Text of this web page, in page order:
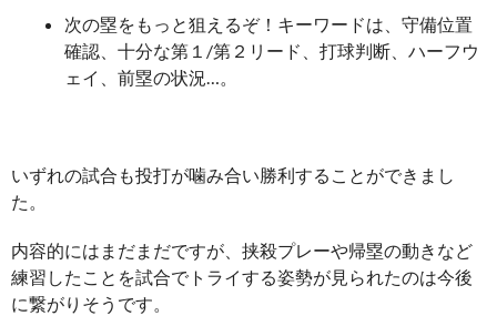
次の塁をもっと狙えるぞ！キーワードは、守備位置
確認、十分な第１/第２リード、打球判断、ハーフウ
ェイ、前塁の状況…。
いずれの試合も投打が噛み合い勝利することができまし
た。
内容的にはまだまだですが、挟殺プレーや帰塁の動きなど
練習したことを試合でトライする姿勢が見られたのは今後
に繋がりそうです。